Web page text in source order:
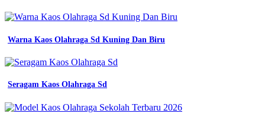
Warna Kaos Olahraga Sd Kuning Dan Biru
Seragam Kaos Olahraga Sd